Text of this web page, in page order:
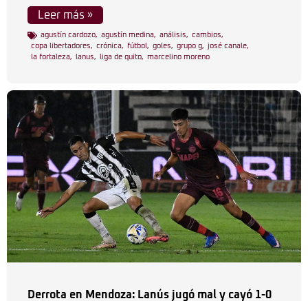
Leer más »
agustín cardozo, agustín medina, análisis, cambios,
copa libertadores, crónica, fútbol , goles, grupo g, josé canale,
la fortaleza, lanus, liga de quito, marcelino moreno
Derrota en Mendoza: Lanús jugó mal y cayó 1-0